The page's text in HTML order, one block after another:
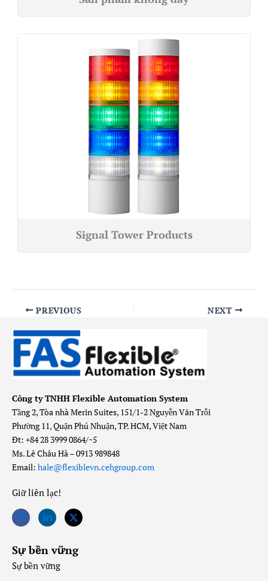
Signal Tower Products
PREVIOUS NEXT
Công ty TNHH Flexible Automation System
Tầng 2, Tòa nhà Merin Suites, 151/1-2 Nguyễn Văn Trỗi
Phường 11, Quận Phú Nhuận, TP. HCM, Việt Nam
Đt: +84 28 3999 0864/~5
Ms. Lê Châu Hà – 0913 989848
Email: hale@flexiblevn.cehgroup.com
Giữ liên lạc!
Sự bền vững
Sự bền vững